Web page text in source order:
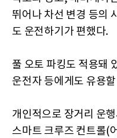
뛰어나 차선 변경 등의
도 운전하기가 편했다.
풀 오토 파킹도 적용돼
운전자 등에게도 유용
개인적으로 장거리 운
스마트 크루즈 컨트롤(